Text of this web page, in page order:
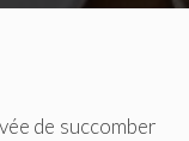
de succomber